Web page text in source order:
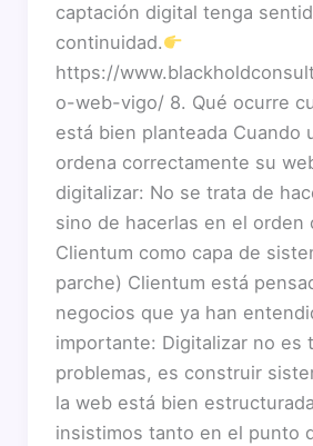
captación digital tenga
continuidad.
https://
o-web-vigo/ 8. Qué ocurre
está bien planteada Cuando
ordena correctamente su
digitalizar: No se trata de
sino de hacerlas en el orden
Clientum como capa de
parche) Clientum está
negocios que ya han
importante: Digitalizar no es
problemas, es construir
la web está bien
insistimos tanto en el punto